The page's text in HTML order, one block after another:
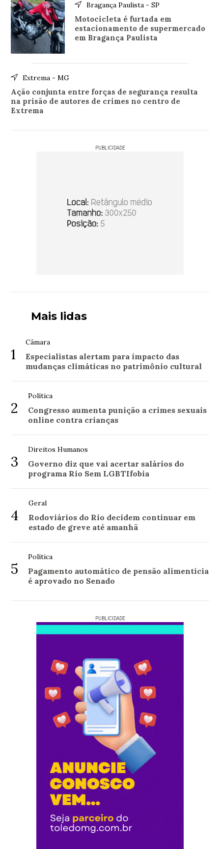
Bragança Paulista - SP
Motocicleta é furtada em
estacionamento de supermercado
em Bragança Paulista
Extrema - MG
Ação conjunta entre forças de segurança resulta
na prisão de autores de crimes no centro de
Extrema
PUBLICIDADE
Mais lidas
1
Câmara
Especialistas alertam para impacto das
mudanças climáticas no patrimônio cultural
2
Política
Congresso aumenta punição a crimes sexuais
online contra crianças
3
Direitos Humanos
Governo diz que vai acertar salários do
programa Rio Sem LGBTIfobia
4
Geral
Rodoviários do Rio decidem continuar em
estado de greve até amanhã
5
Política
Pagamento automático de pensão alimentícia
é aprovado no Senado
PUBLICIDADE